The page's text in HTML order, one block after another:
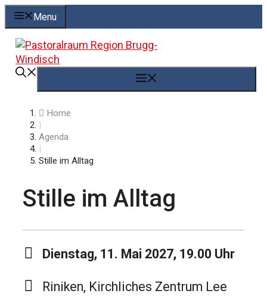
Springe
zum
Inhalt
Menu
Home
|
Agenda
|
Stille im Alltag
Stille im Alltag
Dienstag, 11. Mai 2027, 19.00 Uhr
Riniken, Kirchliches Zentrum Lee